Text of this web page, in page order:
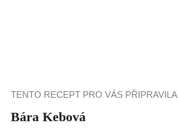
TENTO RECEPT PRO VÁS PŘIPRAVILA
Bára Kebová